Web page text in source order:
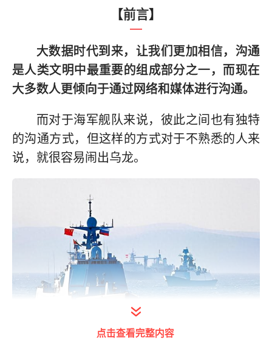
【前言】
大数据时代到来，让我们更加相信，沟通
是人类文明中最重要的组成部分之一，而现在
大多数人更倾向于通过网络和媒体进行沟通。
而对于海军舰队来说，彼此之间也有独特
的沟通方式，但这样的方式对于不熟悉的人来
说，就很容易闹出乌龙。
点击查看完整内容